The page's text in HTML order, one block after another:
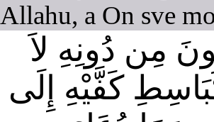
Allahu, a On sve
مِن دُونِهِ لاَ
كَفَّيْهِ إِلَى